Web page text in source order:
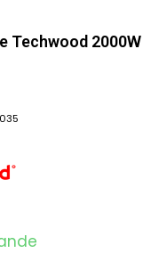
Techwood 2000W